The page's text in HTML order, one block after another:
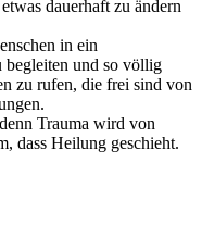
dauerhaft zu ändern
in ein
begleiten und so völlig
zu rufen, die frei sind von
Trauma wird von
dass Heilung geschieht.